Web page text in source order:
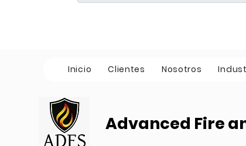
Inicio Clientes Nosotros
Advanced Fire